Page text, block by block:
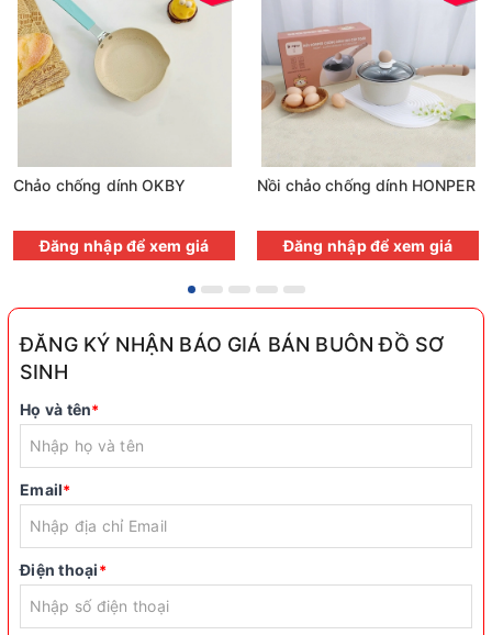
Chảo chống dính OKBY
Đăng nhập để xem giá
Nồi chảo chống dính HONPER
Đăng nhập để xem giá
ĐĂNG KÝ NHẬN BÁO GIÁ BÁN BUÔN ĐỒ SƠ
SINH
Họ và tên*
Email*
Điện thoại*